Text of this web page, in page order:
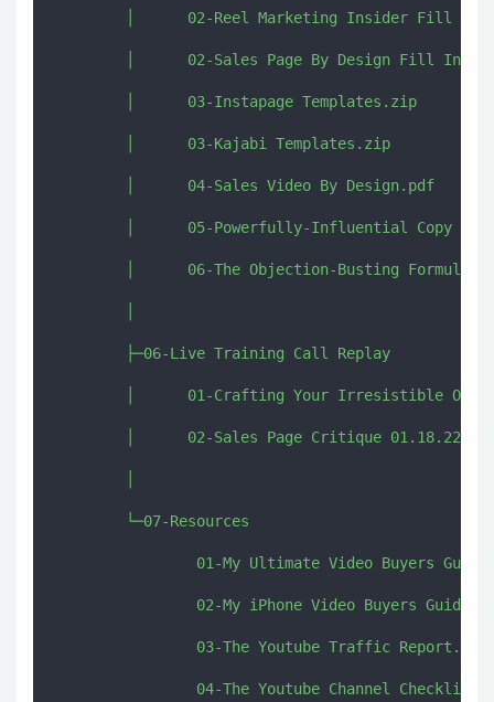
│      02-Reel Marketing Insider Fill In
│      02-Sales Page By Design Fill In
        │      03-Instapage Templates.zip
        │      03-Kajabi Templates.zip
        │      04-Sales Video By Design.pdf
│      05-Powerfully-Influential Copy
│      06-The Objection-Busting
        ├─06-Live Training Call Replay
│      01-Crafting Your Irresistible
│      02-Sales Page Critique 01.18.22【
        └─07-Resources
01-My Ultimate Video Buyers
02-My iPhone Video Buyers
                03-The Youtube Traffic Report.pdf
04-The Youtube Channel